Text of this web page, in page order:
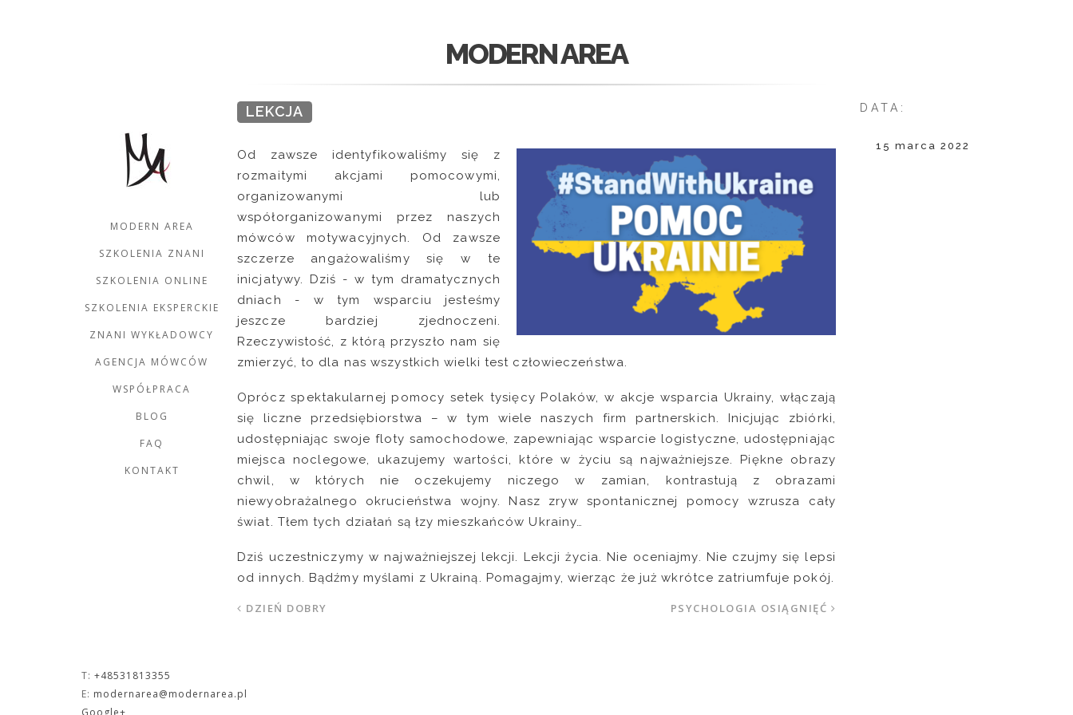
MODERN AREA
MODERN AREA
SZKOLENIA ZNANI
SZKOLENIA ONLINE
SZKOLENIA EKSPERCKIE
ZNANI WYKŁADOWCY
AGENCJA MÓWCÓW
WSPÓŁPRACA
BLOG
FAQ
KONTAKT
LEKCJA
Od zawsze identyfikowaliśmy się z
rozmaitymi akcjami pomocowymi,
organizowanymi lub
współorganizowanymi przez naszych
mówców motywacyjnych. Od zawsze
szczerze angażowaliśmy się w te
inicjatywy. Dziś - w tym dramatycznych
dniach - w tym wsparciu jesteśmy
jeszcze bardziej zjednoczeni.
Rzeczywistość, z którą przyszło nam się
zmierzyć, to dla nas wszystkich wielki test człowieczeństwa.
Oprócz spektakularnej pomocy setek tysięcy Polaków, w akcje wsparcia Ukrainy, włączają
się liczne przedsiębiorstwa – w tym wiele naszych firm partnerskich. Inicjując zbiórki,
udostępniając swoje floty samochodowe, zapewniając wsparcie logistyczne, udostępniając
miejsca noclegowe, ukazujemy wartości, które w życiu są najważniejsze. Piękne obrazy
chwil, w których nie oczekujemy niczego w zamian, kontrastują z obrazami
niewyobrażalnego okrucieństwa wojny. Nasz zryw spontanicznej pomocy wzrusza cały
świat. Tłem tych działań są łzy mieszkańców Ukrainy…
Dziś uczestniczymy w najważniejszej lekcji. Lekcji życia. Nie oceniajmy. Nie czujmy się lepsi
od innych. Bądźmy myślami z Ukrainą. Pomagajmy, wierząc że już wkrótce zatriumfuje pokój.
DZIEŃ DOBRY PSYCHOLOGIA OSIĄGNIĘĆ
DATA:
15 marca 2022
T: +48531813355
E: modernarea@modernarea.pl
Google+